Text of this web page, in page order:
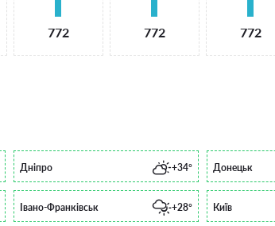
772 772 772
Дніпро +34° Донецьк
Івано-Франківськ +28° Київ